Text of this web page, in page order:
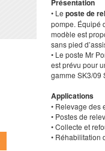
• Le poste de
pompe. Équipé
modèle est
sans pied
• Le poste Mr
est prévu pour
gamme SK3/09
Applications
• Relevage des
• Postes de
• Collecte et
• Réhabilitation